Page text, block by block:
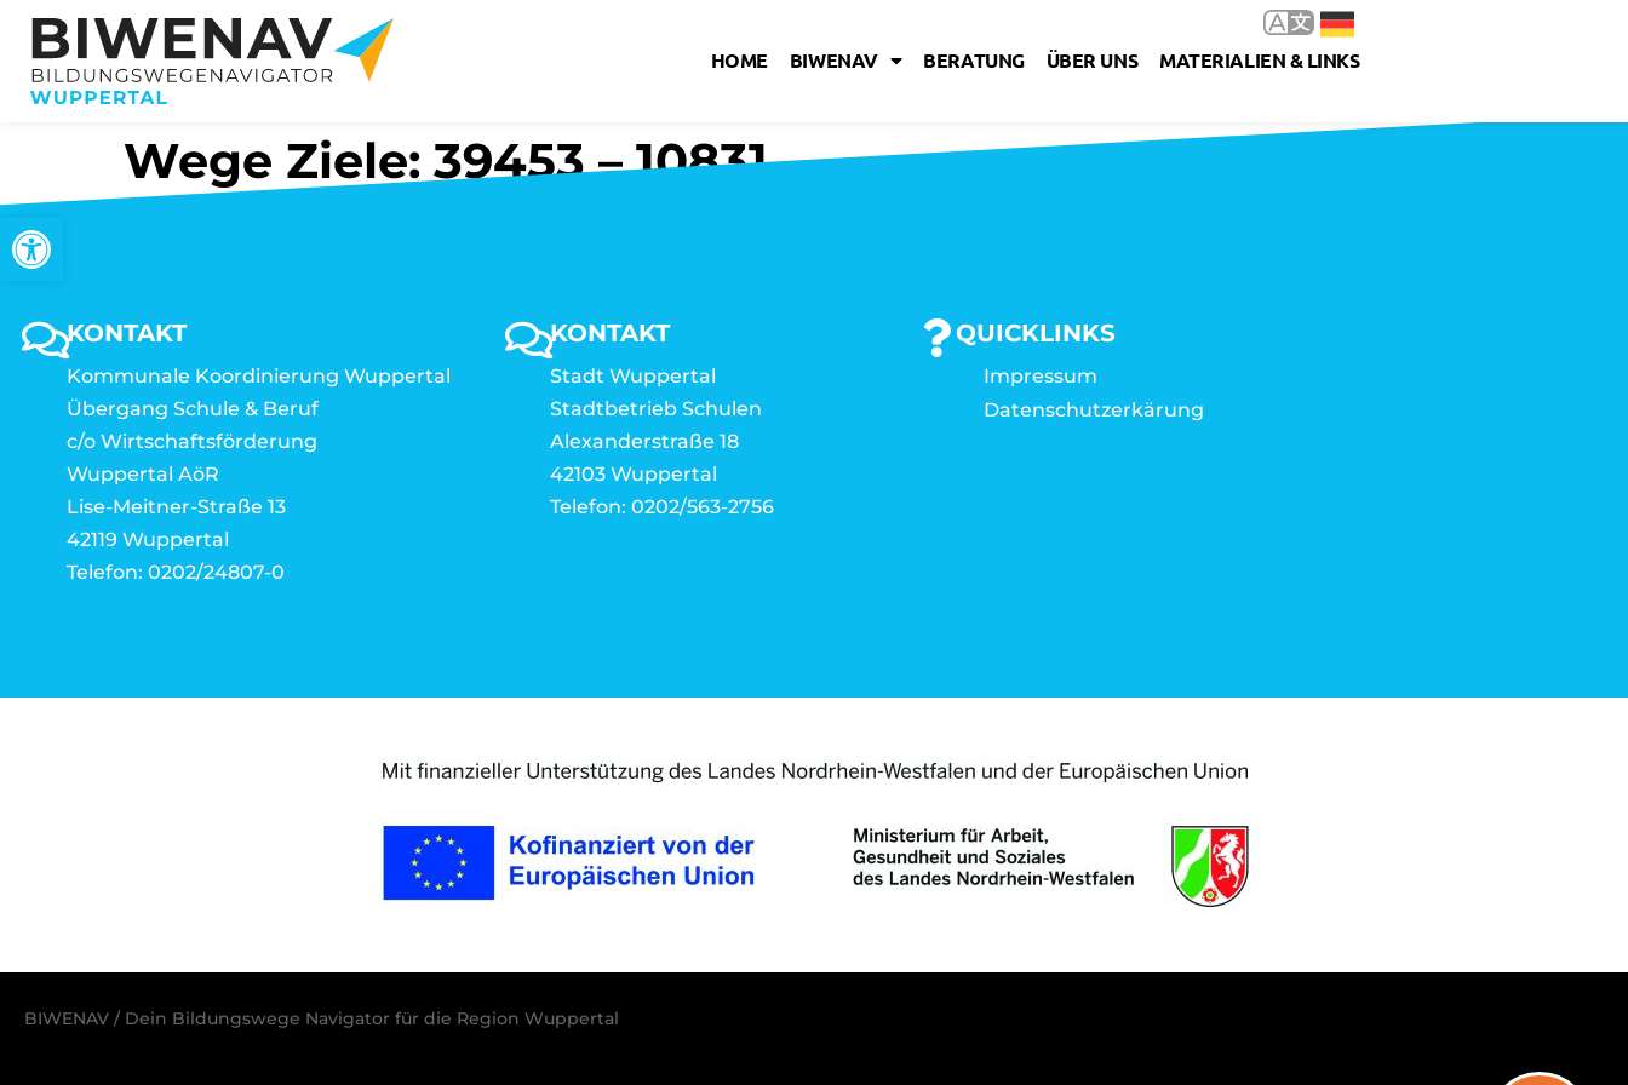
Werkzeugleiste öffnen
HOME BIWENAV BERATUNG ÜBER UNS MATERIALIEN & LINKS
Wege Ziele: 39453 – 10831
KONTAKT
Kommunale Koordinierung Wuppertal
Übergang Schule & Beruf
c/o Wirtschaftsförderung
Wuppertal AöR
Lise-Meitner-Straße 13
42119 Wuppertal
Telefon: 0202/24807-0
KONTAKT
Stadt Wuppertal
Stadtbetrieb Schulen
Alexanderstraße 18
42103 Wuppertal
Telefon: 0202/563-2756
QUICKLINKS
Impressum
Datenschutzerkärung
BIWENAV / Dein Bildungswege Navigator für die Region Wuppertal